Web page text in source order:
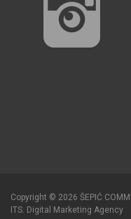
Copyright © 2026 ŠEPIĆ
ITS Digital Marketing Agency